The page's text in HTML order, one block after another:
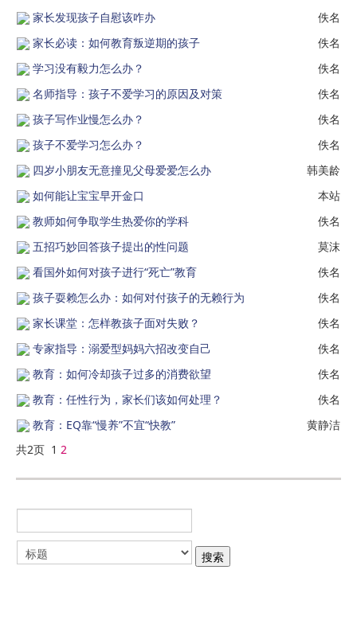
家长发现孩子自慰该咋办
佚名
家长必读：如何教育叛逆期的孩子
佚名
学习没有毅力怎么办？
佚名
名师指导：孩子不爱学习的原因及对策
佚名
孩子写作业慢怎么办？
佚名
孩子不爱学习怎么办？
佚名
四岁小朋友无意撞见父母爱爱怎么办
韩美龄
如何能让宝宝早开金口
本站
教师如何争取学生热爱你的学科
佚名
五招巧妙回答孩子提出的性问题
莫沫
看国外如何对孩子进行“死亡”教育
佚名
孩子耍赖怎么办：如何对付孩子的无赖行为
佚名
家长课堂：怎样教孩子面对失败？
佚名
专家指导：溺爱型妈妈六招改变自己
佚名
教育：如何冷却孩子过多的消费欲望
佚名
教育：任性行为，家长们该如何处理？
佚名
教育：EQ靠“慢养”不宜“快教”
黄静洁
共2页 1 2